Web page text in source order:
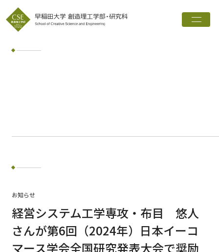
トップ
創造理工学部とは
ワード検索
検索
日本語 English
お知らせ
経営システム工学専攻・布目 悠人
さんが第6回（2024年）日本イーコ
マース学会全国研究発表大会で奨励